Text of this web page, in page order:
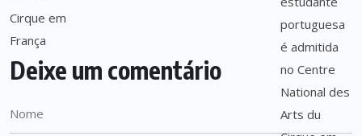
Deixe um comentário